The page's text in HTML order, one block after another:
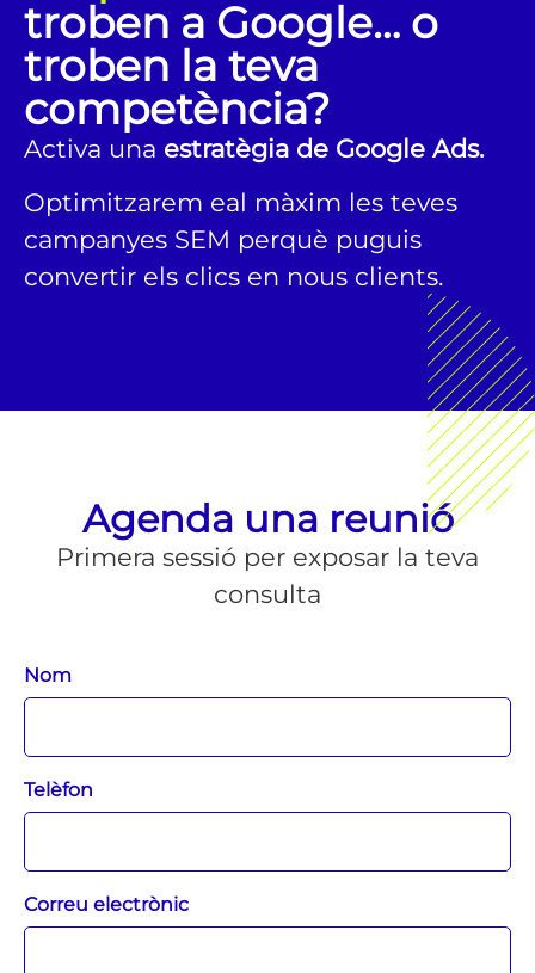
troben a Google… o
troben la teva
competència?
Activa una estratègia de Google Ads.
Optimitzarem eal màxim les teves
campanyes SEM perquè puguis
convertir els clics en nous clients.
Agenda una reunió
Primera sessió per exposar la teva
consulta
Nom
Telèfon
Correu electrònic